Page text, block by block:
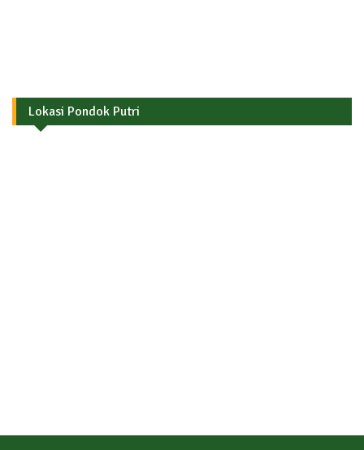
Lokasi Pondok Putri